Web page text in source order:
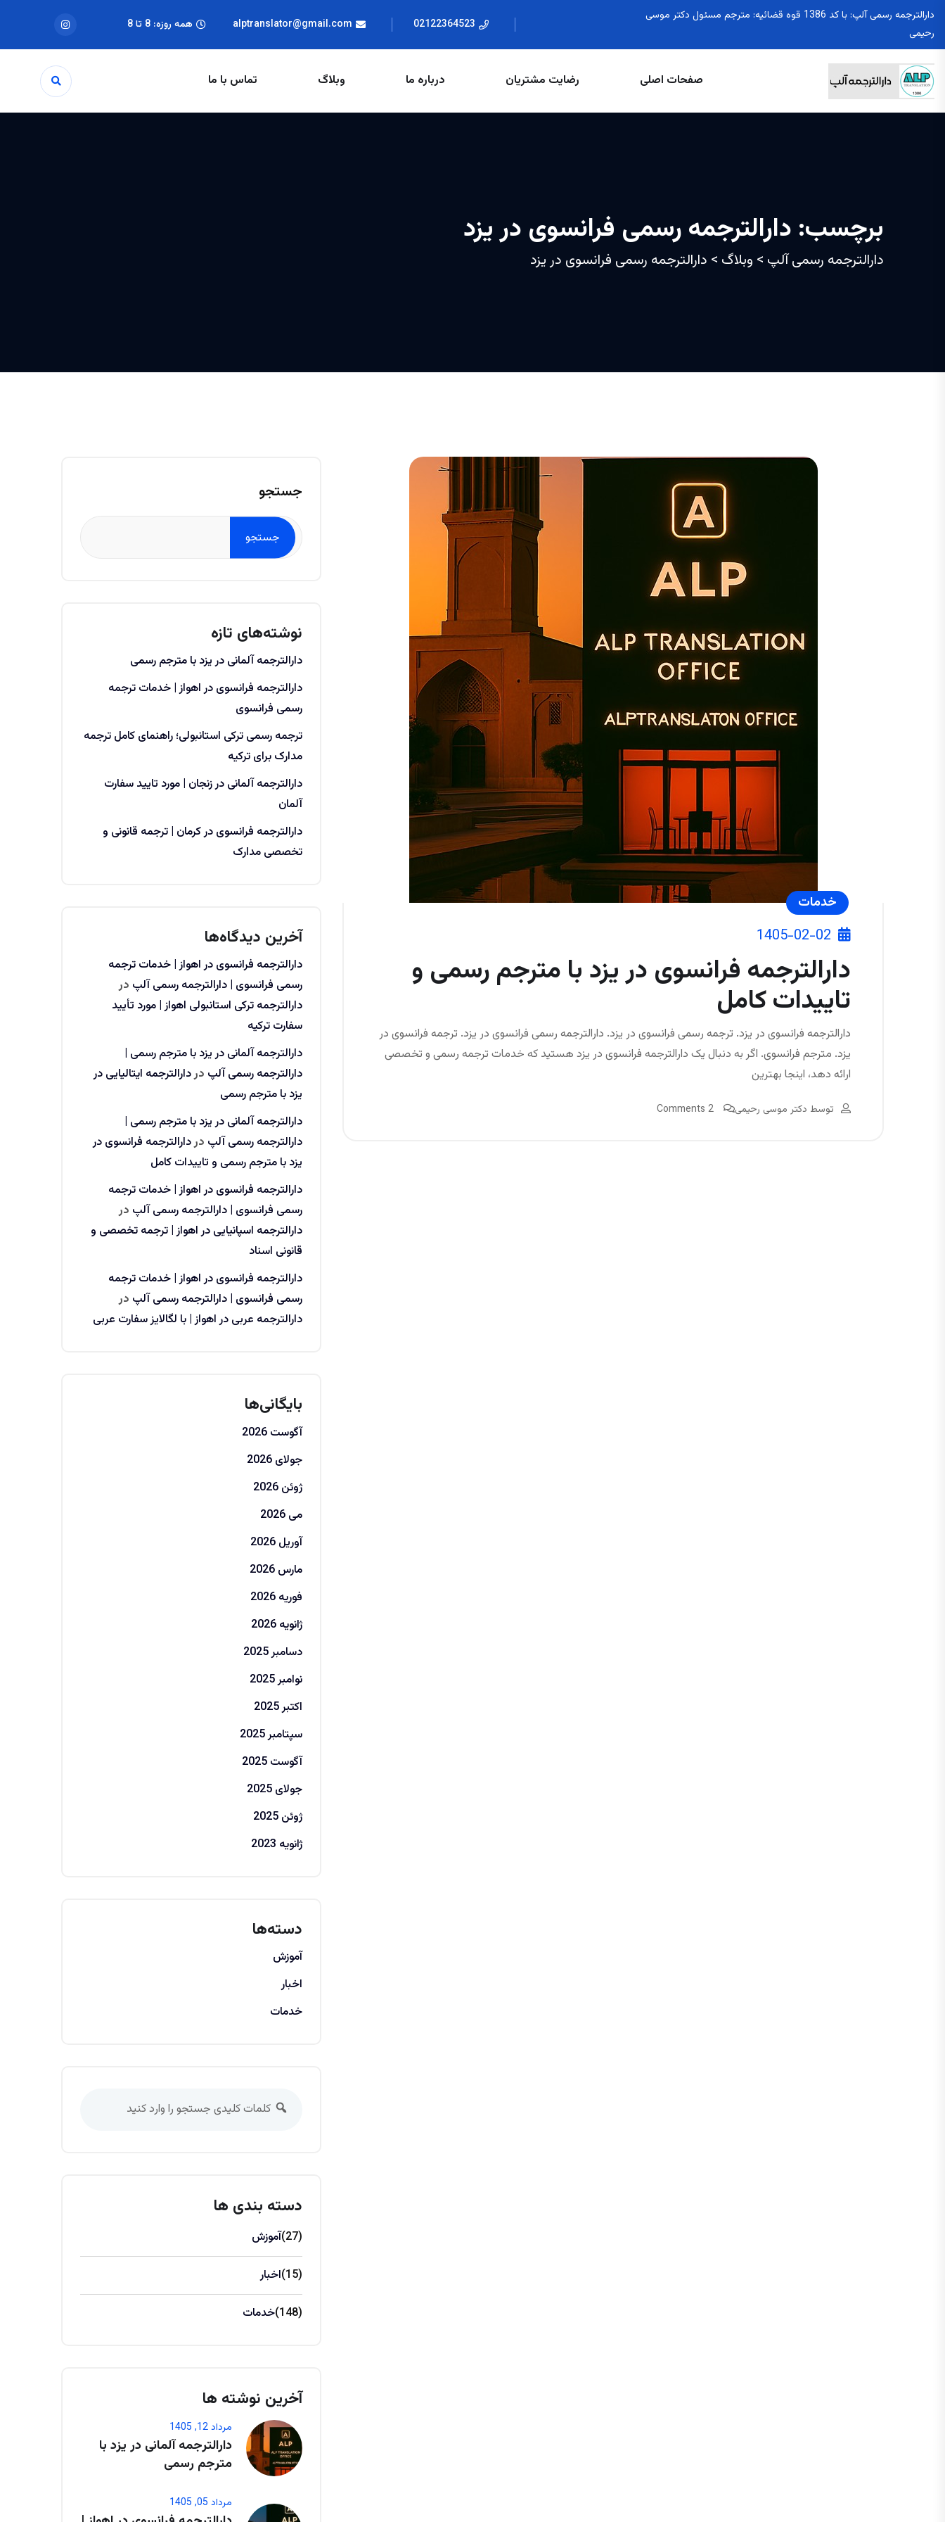
دارالترجمه رسمی آلپ: با کد 1386 قوه قضائیه: مترجم مسئول دکتر موسی
رحیمی
02122364523
alptranslator@gmail.com همه روزه: 8 تا 8
صفحات اصلی رضایت مشتریان درباره ما وبلاگ تماس با ما
برچسب: دارالترجمه رسمی فرانسوی در یزد
دارالترجمه رسمی آلپ > وبلاگ > دارالترجمه رسمی فرانسوی در یزد
خدمات
1405-02-02
دارالترجمه فرانسوی در یزد با مترجم رسمی و
تاییدات کامل
دارالترجمه فرانسوی در یزد. ترجمه رسمی فرانسوی در یزد. دارالترجمه رسمی فرانسوی در یزد. ترجمه فرانسوی در
یزد. مترجم فرانسوی. اگر به دنبال یک دارالترجمه فرانسوی در یزد هستید که خدمات ترجمه رسمی و تخصصی
ارائه دهد، اینجا بهترین
توسط دکتر موسی رحیمی 2 Comments
جستجو
جستجو
نوشته‌های تازه
دارالترجمه آلمانی در یزد با مترجم رسمی
دارالترجمه فرانسوی در اهواز | خدمات ترجمه
رسمی فرانسوی
ترجمه رسمی ترکی استانبولی؛ راهنمای کامل ترجمه
مدارک برای ترکیه
دارالترجمه آلمانی در زنجان | مورد تایید سفارت
آلمان
دارالترجمه فرانسوی در کرمان | ترجمه قانونی و
تخصصی مدارک
آخرین دیدگاه‌ها
دارالترجمه فرانسوی در اهواز | خدمات ترجمه
رسمی فرانسوی | دارالترجمه رسمی آلپ در
دارالترجمه ترکی استانبولی اهواز | مورد تأیید
سفارت ترکیه
دارالترجمه آلمانی در یزد با مترجم رسمی |
دارالترجمه رسمی آلپ دردارالترجمه ایتالیایی در
یزد با مترجم رسمی
دارالترجمه آلمانی در یزد با مترجم رسمی |
دارالترجمه رسمی آلپ دردارالترجمه فرانسوی در
یزد با مترجم رسمی و تاییدات کامل
دارالترجمه فرانسوی در اهواز | خدمات ترجمه
رسمی فرانسوی | دارالترجمه رسمی آلپ در
دارالترجمه اسپانیایی در اهواز | ترجمه تخصصی و
قانونی اسناد
دارالترجمه فرانسوی در اهواز | خدمات ترجمه
رسمی فرانسوی | دارالترجمه رسمی آلپ در
دارالترجمه عربی در اهواز | با لگالایز سفارت عربی
بایگانی‌ها
آگوست 2026
جولای 2026
ژوئن 2026
می 2026
آوریل 2026
مارس 2026
فوریه 2026
ژانویه 2026
دسامبر 2025
نوامبر 2025
اکتبر 2025
سپتامبر 2025
آگوست 2025
جولای 2025
ژوئن 2025
ژانویه 2023
دسته‌ها
آموزش
اخبار
خدمات
دسته بندی ها
آموزش (27)
اخبار (15)
خدمات (148)
آخرین نوشته ها
مرداد 12, 1405
دارالترجمه آلمانی در یزد با
مترجم رسمی
مرداد 05, 1405